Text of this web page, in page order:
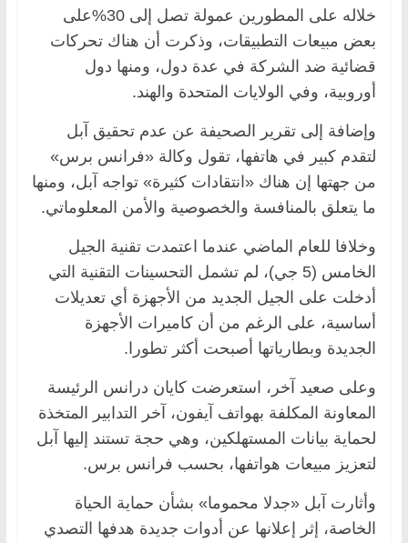
خلاله على المطورين عمولة تصل إلى 30%على
بعض مبيعات التطبيقات، وذكرت أن هناك تحركات
قضائية ضد الشركة في عدة دول، ومنها دول
أوروبية، وفي الولايات المتحدة والهند.
وإضافة إلى تقرير الصحيفة عن عدم تحقيق آبل
لتقدم كبير في هاتفها، تقول وكالة «فرانس برس»
من جهتها إن هناك «انتقادات كثيرة» تواجه آبل، ومنها
ما يتعلق بالمنافسة والخصوصية والأمن المعلوماتي.
وخلافا للعام الماضي عندما اعتمدت تقنية الجيل
الخامس (5 جي)، لم تشمل التحسينات التقنية التي
أدخلت على الجيل الجديد من الأجهزة أي تعديلات
أساسية، على الرغم من أن كاميرات الأجهزة
الجديدة وبطارياتها أصبحت أكثر تطورا.
وعلى صعيد آخر، استعرضت كايان درانس الرئيسة
المعاونة المكلفة بهواتف آيفون، آخر التدابير المتخذة
لحماية بيانات المستهلكين، وهي حجة تستند إليها آبل
لتعزيز مبيعات هواتفها، بحسب فرانس برس.
وأثارت آبل «جدلا محموما» بشأن حماية الحياة
الخاصة، إثر إعلانها عن أدوات جديدة هدفها التصدي